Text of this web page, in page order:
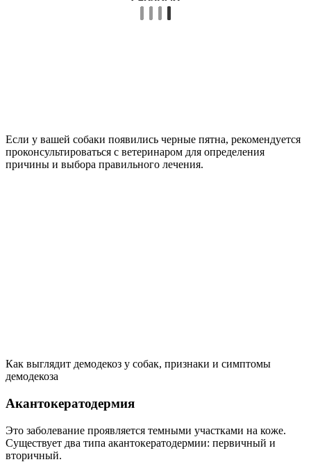
Если у вашей собаки появились черные пятна, рекомендуется
проконсультироваться с ветеринаром для определения
причины и выбора правильного лечения.
Как выглядит демодекоз у собак, признаки и симптомы
демодекоза
Акантокератодермия
Это заболевание проявляется темными участками на коже.
Существует два типа акантокератодермии: первичный и
вторичный.